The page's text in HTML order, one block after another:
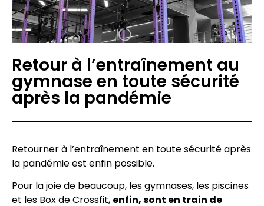
Retour à l’entraînement au
gymnase en toute sécurité
après la pandémie
Retourner à l’entraînement en toute sécurité après
la pandémie est enfin possible.
Pour la joie de beaucoup, les gymnases, les piscines
et les Box de Crossfit, enfin, sont en train de